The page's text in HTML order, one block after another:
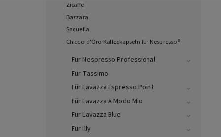
Zicaffe
Bazzara
Saquella
Chicco d'Oro Kaffeekapseln für Nespresso®
Für Nespresso Professional
Für Tassimo
Für Lavazza Espresso Point
Für Lavazza A Modo Mio
Für Lavazza Blue
Für Illy